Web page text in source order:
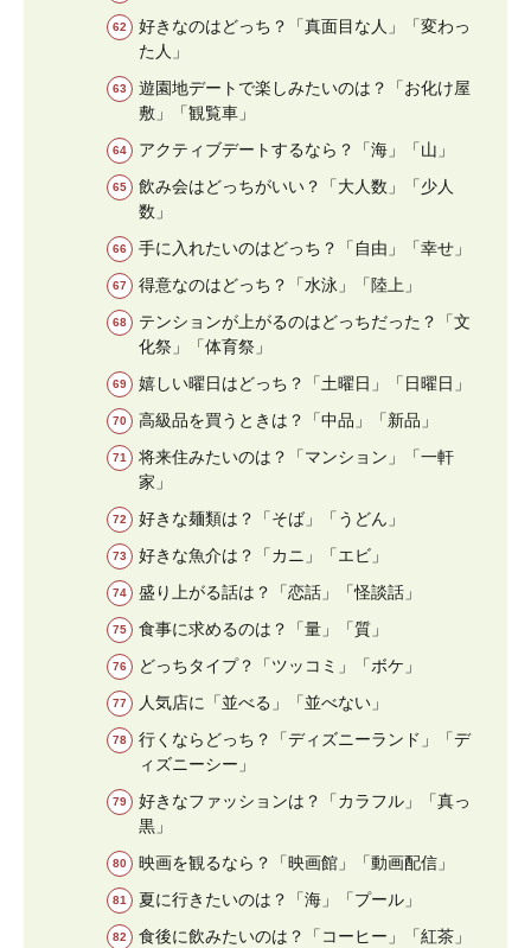
好きなのはどっち？「真面目な人」「変わっ
た人」
遊園地デートで楽しみたいのは？「お化け屋
敷」「観覧車」
アクティブデートするなら？「海」「山」
飲み会はどっちがいい？「大人数」「少人
数」
手に入れたいのはどっち？「自由」「幸せ」
得意なのはどっち？「水泳」「陸上」
テンションが上がるのはどっちだった？「文
化祭」「体育祭」
嬉しい曜日はどっち？「土曜日」「日曜日」
高級品を買うときは？「中品」「新品」
将来住みたいのは？「マンション」「一軒
家」
好きな麺類は？「そば」「うどん」
好きな魚介は？「カニ」「エビ」
盛り上がる話は？「恋話」「怪談話」
食事に求めるのは？「量」「質」
どっちタイプ？「ツッコミ」「ボケ」
人気店に「並べる」「並べない」
行くならどっち？「ディズニーランド」「デ
ィズニーシー」
好きなファッションは？「カラフル」「真っ
黒」
映画を観るなら？「映画館」「動画配信」
夏に行きたいのは？「海」「プール」
食後に飲みたいのは？「コーヒー」「紅茶」